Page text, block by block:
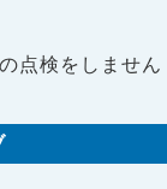
点検をしません